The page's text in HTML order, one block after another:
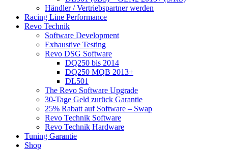
Händler / Vertriebspartner werden
Racing Line Performance
Revo Technik
Software Development
Exhaustive Testing
Revo DSG Software
DQ250 bis 2014
DQ250 MQB 2013+
DL501
The Revo Software Upgrade
30-Tage Geld zurück Garantie
25% Rabatt auf Software – Swap
Revo Technik Software
Revo Technik Hardware
Tuning Garantie
Shop